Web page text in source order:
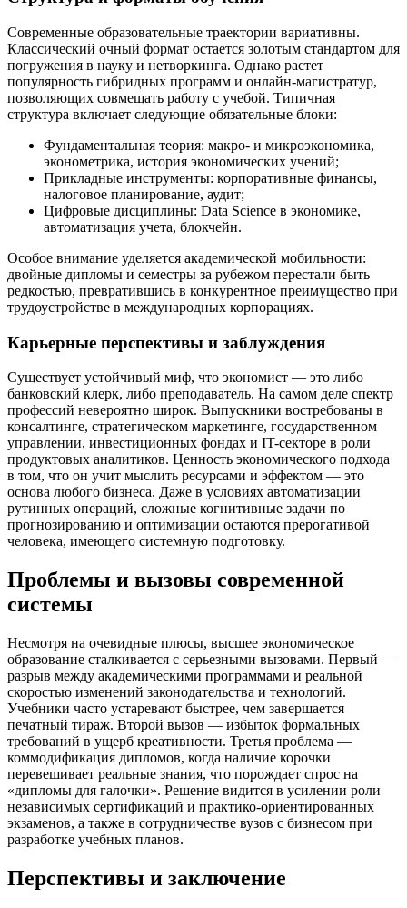
Современные образовательные траектории вариативны.
Классический очный формат остается золотым стандартом для
погружения в науку и нетворкинга. Однако растет
популярность гибридных программ и онлайн-магистратур,
позволяющих совмещать работу с учебой. Типичная
структура включает следующие обязательные блоки:
Фундаментальная теория: макро- и микроэкономика,
эконометрика, история экономических учений;
Прикладные инструменты: корпоративные финансы,
налоговое планирование, аудит;
Цифровые дисциплины: Data Science в экономике,
автоматизация учета, блокчейн.
Особое внимание уделяется академической мобильности:
двойные дипломы и семестры за рубежом перестали быть
редкостью, превратившись в конкурентное преимущество при
трудоустройстве в международных корпорациях.
Карьерные перспективы и заблуждения
Существует устойчивый миф, что экономист — это либо
банковский клерк, либо преподаватель. На самом деле спектр
профессий невероятно широк. Выпускники востребованы в
консалтинге, стратегическом маркетинге, государственном
управлении, инвестиционных фондах и IT-секторе в роли
продуктовых аналитиков. Ценность экономического подхода
в том, что он учит мыслить ресурсами и эффектом — это
основа любого бизнеса. Даже в условиях автоматизации
рутинных операций, сложные когнитивные задачи по
прогнозированию и оптимизации остаются прерогативой
человека, имеющего системную подготовку.
Проблемы и вызовы современной
системы
Несмотря на очевидные плюсы, высшее экономическое
образование сталкивается с серьезными вызовами. Первый —
разрыв между академическими программами и реальной
скоростью изменений законодательства и технологий.
Учебники часто устаревают быстрее, чем завершается
печатный тираж. Второй вызов — избыток формальных
требований в ущерб креативности. Третья проблема —
коммодификация дипломов, когда наличие корочки
перевешивает реальные знания, что порождает спрос на
«дипломы для галочки». Решение видится в усилении роли
независимых сертификаций и практико-ориентированных
экзаменов, а также в сотрудничестве вузов с бизнесом при
разработке учебных планов.
Перспективы и заключение